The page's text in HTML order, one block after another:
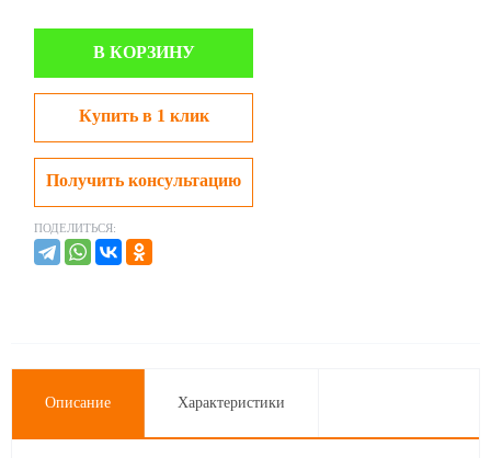
В КОРЗИНУ
Купить в 1 клик
Получить консультацию
ПОДЕЛИТЬСЯ:
Описание Характеристики